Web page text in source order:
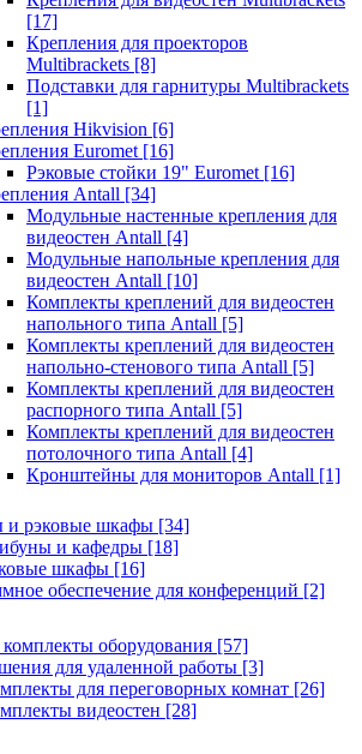
[17]
Крепления для проекторов
Multibrackets [8]
Подставки для гарнитуры Multibrackets
[1]
Hikvision [6]
Euromet [16]
Рэковые стойки 19" Euromet [16]
Antall [34]
Модульные настенные крепления для
видеостен Antall [4]
Модульные напольные крепления для
видеостен Antall [10]
Комплекты креплений для видеостен
напольного типа Antall [5]
Комплекты креплений для видеостен
напольно-стенового типа Antall [5]
Комплекты креплений для видеостен
распорного типа Antall [5]
Комплекты креплений для видеостен
потолочного типа Antall [4]
Кронштейны для мониторов Antall [1]
и рэковые шкафы [34]
и кафедры [18]
шкафы [16]
обеспечение для конференций [2]
оборудования [57]
для удаленной работы [3]
для переговорных комнат [26]
видеостен [28]